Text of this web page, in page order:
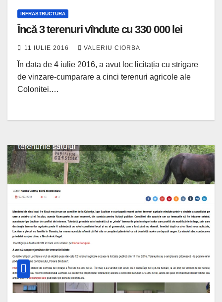
INFRASTRUCTURA
Încă 3 terenuri vîndute cu 330 000 lei
11 IULIE 2016 VALERIU CIORBA
În data de 4 iulie 2016, a avut loc licitația cu strigare
de vinzare-cumparare a cinci terenuri agricole ale
Colonitei.…